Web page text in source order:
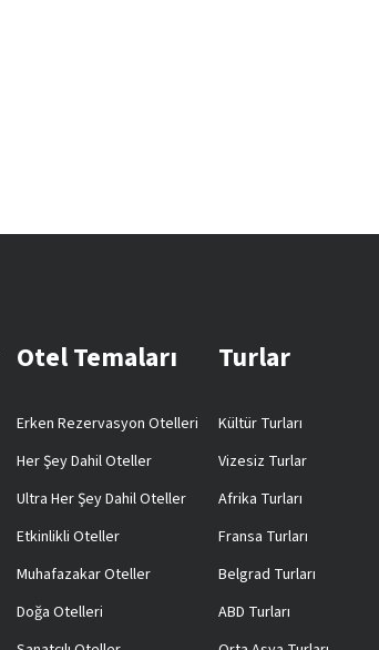
Otel Temaları
Erken Rezervasyon Otelleri
Her Şey Dahil Oteller
Ultra Her Şey Dahil Oteller
Etkinlikli Oteller
Muhafazakar Oteller
Doğa Otelleri
Turlar
Kültür Turları
Vizesiz Turlar
Afrika Turları
Fransa Turları
Belgrad Turları
ABD Turları